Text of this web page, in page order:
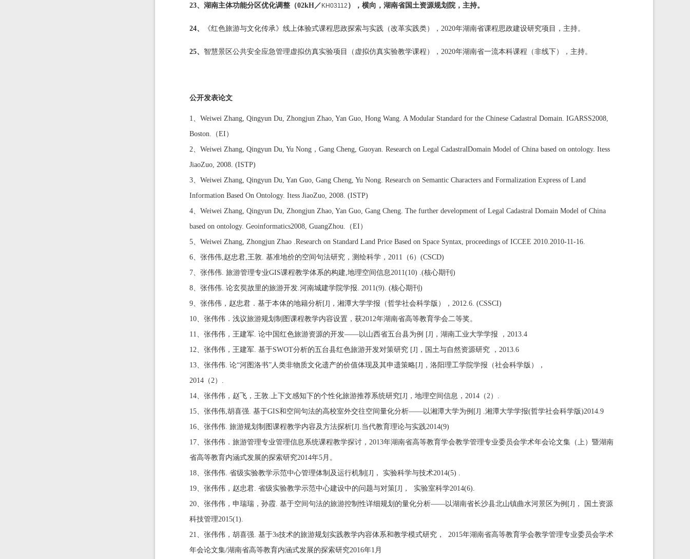
23、湖南主体功能分区优化调整（02kH／ KH03112 ），横向，湖南省国土资源规划院，主持。
24、 《红色旅游与文化传承》线上体验式课程思政探索与实践（改革实践类），2020年湖南省课程思政建设研究项目，主持。
25、 智慧景区公共安全应急管理虚拟仿真实验项目（虚拟仿真实验教学课程），2020年湖南省一流本科课程（非线下），主持。
公开发表论文
1、Weiwei Zhang, Qingyun Du, Zhongjun Zhao, Yan Guo, Hong Wang. A Modular Standard for the Chinese Cadastral Domain. IGARSS2008,
Boston.（EI）
2、Weiwei Zhang, Qingyun Du, Yu Nong，Gang Cheng, Guoyan. Research on Legal CadastralDomain Model of China based on ontology. Itess
JiaoZuo, 2008. (ISTP)
3、Weiwei Zhang, Qingyun Du, Yan Guo, Gang Cheng, Yu Nong. Research on Semantic Characters and Formalization Express of Land
Information Based On Ontology. Itess JiaoZuo, 2008. (ISTP)
4、Weiwei Zhang, Qingyun Du, Zhongjun Zhao, Yan Guo, Gang Cheng. The further development of Legal Cadastral Domain Model of China
based on ontology. Geoinformatics2008, GuangZhou.（EI）
5、Weiwei Zhang, Zhongjun Zhao .Research on Standard Land Price Based on Space Syntax, proceedings of ICCEE 2010.2010-11-16.
6、张伟伟,赵忠君,王敦. 基准地价的空间句法研究，测绘科学，2011（6）(CSCD)
7、张伟伟. 旅游管理专业GIS课程教学体系的构建,地理空间信息2011(10) .(核心期刊)
8、张伟伟. 论玄奘故里的旅游开发.河南城建学院学报. 2011(9). (核心期刊)
9、张伟伟，赵忠君．基于本体的地籍分析[J]，湘潭大学学报（哲学社会科学版），2012.6. (CSSCI)
10、张伟伟．浅议旅游规划制图课程教学内容设置，获2012年湖南省高等教育学会二等奖。
11、张伟伟，王建军. 论中国红色旅游资源的开发——以山西省五台县为例 [J]，湖南工业大学学报 ，2013.4
12、张伟伟，王建军. 基于SWOT分析的五台县红色旅游开发对策研究 [J]，国土与自然资源研究 ，2013.6
13、张伟伟. 论“河图洛书”人类非物质文化遗产的价值体现及其申遗策略[J]，洛阳理工学院学报（社会科学版），
2014（2）.
14、张伟伟，赵飞，王敦.上下文感知下的个性化旅游推荐系统研究[J]，地理空间信息，2014（2）.
15、张伟伟,胡喜强. 基于GIS和空间句法的高校室外交往空间量化分析——以湘潭大学为例[J] .湘潭大学学报(哲学社会科学版)2014.9
16、张伟伟. 旅游规划制图课程教学内容及方法探析[J].当代教育理论与实践2014(9)
17、张伟伟．旅游管理专业管理信息系统课程教学探讨，2013年湖南省高等教育学会教学管理专业委员会学术年会论文集（上）暨湖南
省高等教育内涵式发展的探索研究2014年5月。
18、张伟伟. 省级实验教学示范中心管理体制及运行机制[J]， 实验科学与技术2014(5) .
19、张伟伟，赵忠君. 省级实验教学示范中心建设中的问题与对策[J]， 实验室科学2014(6).
20、张伟伟，申瑞瑞，孙霞. 基于空间句法的旅游控制性详细规划的量化分析——以湖南省长沙县北山镇曲水河景区为例[J]， 国土资源
科技管理2015(1).
21、张伟伟，胡喜强. 基于3s技术的旅游规划实践教学内容体系和教学模式研究， 2015年湖南省高等教育学会教学管理专业委员会学术
年会论文集/湖南省高等教育内涵式发展的探索研究2016年1月